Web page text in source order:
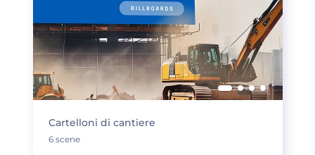
Cartelloni di cantiere
6 scene